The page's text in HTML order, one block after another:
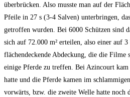
überbrücken. Also musste man auf der
Pfeile in 27 s (3-4 Salven) unterbringen,
getroffen wurden. Bei 6000 Schützen sind
sich auf 72.000 m² erteilen, also einer auf
flächendeckende Abdeckung, die die Filme
einige Pferde zu treffen. Bei Azincourt kam
hatte und die Pferde kamen im
vorwärts, bzw. die zweite Welle hatte noch